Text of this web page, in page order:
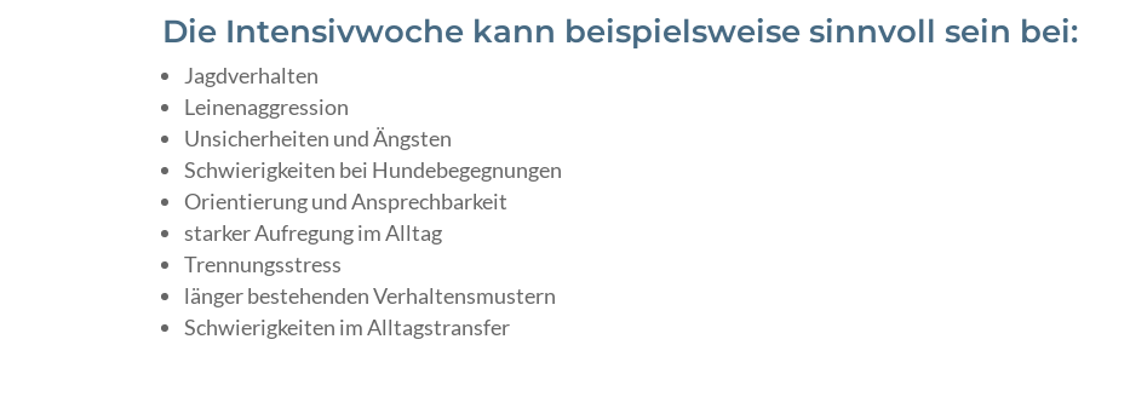
Die Intensivwoche kann beispielsweise sinnvoll sein bei:
Jagdverhalten
Leinenaggression
Unsicherheiten und Ängsten
Schwierigkeiten bei Hundebegegnungen
Orientierung und Ansprechbarkeit
starker Aufregung im Alltag
Trennungsstress
länger bestehenden Verhaltensmustern
Schwierigkeiten im Alltagstransfer